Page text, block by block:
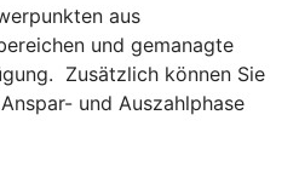
aus
und gemanagte
Zusätzlich können Sie
und Auszahlphase